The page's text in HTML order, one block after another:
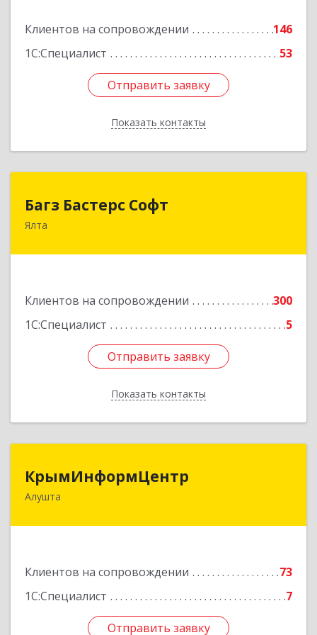
Клиентов на сопровождении
146
1С:Специалист
53
Отправить заявку
Показать контакты
Отправить заявку
Назад
Багз Бастерс Софт
Ялта
Клиентов на сопровождении
300
1С:Специалист
5
Отправить заявку
Показать контакты
Багз Бастерс Софт
298603, Крым Респ, Ялта г, Свердлова ул, дом №
Отправить заявку
Назад
КрымИнформЦентр
Алушта
Клиентов на сопровождении
73
1С:Специалист
7
Отправить заявку
298500, Крым Респ, Алушта г, Горького ул, дом
Отправить заявку